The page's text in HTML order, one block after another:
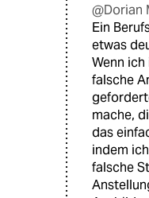
@Dorian
Ein
etwas
Wenn
falsche
mache,
das
indem
falsche